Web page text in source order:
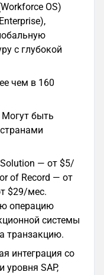
OS)
с глубокой
чем в 160
Могут быть
— от $5/
of Record — от
$29/мес.
операцию
системы
транзакцию.
интеграция со
уровня SAP,